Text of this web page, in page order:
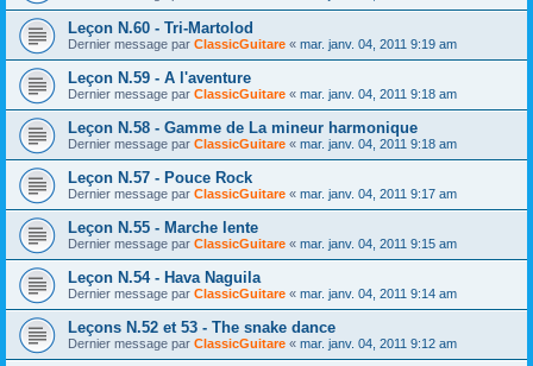
Leçon N.60 - Tri-Martolod
Dernier message par ClassicGuitare « mar. janv. 04, 2011 9:19 am
Leçon N.59 - A l'aventure
Dernier message par ClassicGuitare « mar. janv. 04, 2011 9:18 am
Leçon N.58 - Gamme de La mineur harmonique
Dernier message par ClassicGuitare « mar. janv. 04, 2011 9:18 am
Leçon N.57 - Pouce Rock
Dernier message par ClassicGuitare « mar. janv. 04, 2011 9:17 am
Leçon N.55 - Marche lente
Dernier message par ClassicGuitare « mar. janv. 04, 2011 9:15 am
Leçon N.54 - Hava Naguila
Dernier message par ClassicGuitare « mar. janv. 04, 2011 9:14 am
Leçons N.52 et 53 - The snake dance
Dernier message par ClassicGuitare « mar. janv. 04, 2011 9:12 am